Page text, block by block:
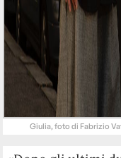
Giulia, foto di Fabrizio